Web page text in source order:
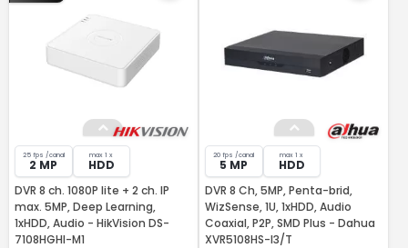
25 fps /canal
2 MP
max 1 x
HDD
DVR 8 ch. 1080P lite + 2 ch. IP
max. 5MP, Deep Learning,
1xHDD, Audio - HikVision DS-
7108HGHI-M1
20 fps /canal
5 MP
max 1 x
HDD
DVR 8 Ch, 5MP, Penta-brid,
WizSense, 1U, 1xHDD, Audio
Coaxial, P2P, SMD Plus - Dahua
XVR5108HS-I3/T